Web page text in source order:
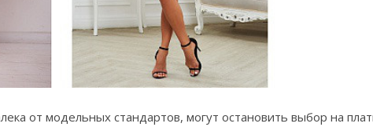
от модельных стандартов, могут остановить выбор на